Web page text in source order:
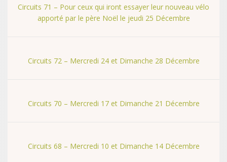
Circuits 71 – Pour ceux qui iront essayer leur nouveau vélo
apporté par le père Noël le jeudi 25 Décembre
Circuits 72 – Mercredi 24 et Dimanche 28 Décembre
Circuits 70 – Mercredi 17 et Dimanche 21 Décembre
Circuits 68 – Mercredi 10 et Dimanche 14 Décembre